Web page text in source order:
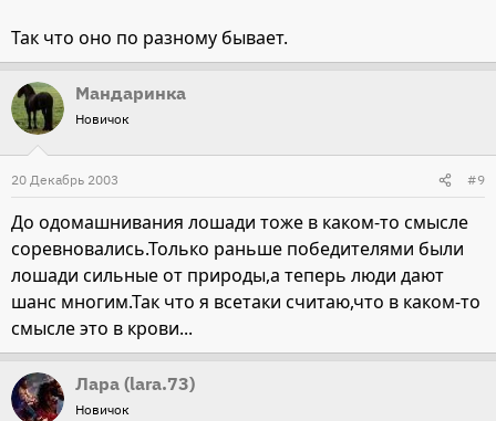
Так что оно по разному бывает.
Мандаринка
Новичок
20 Декабрь 2003 #9
До одомашнивания лошади тоже в каком-то смысле
соревновались.Только раньше победителями были
лошади сильные от природы,а теперь люди дают
шанс многим.Так что я всетаки считаю,что в каком-то
смысле это в крови...
Лара (lara.73)
Новичок